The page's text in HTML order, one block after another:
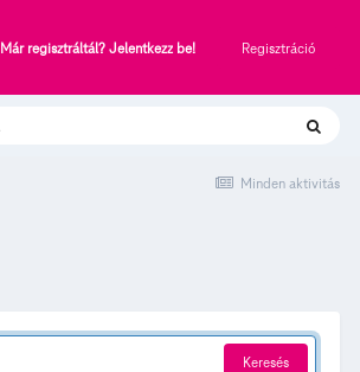
Már regisztráltál? Jelentkezz be! Regisztráció
Minden aktivitás
Keresés